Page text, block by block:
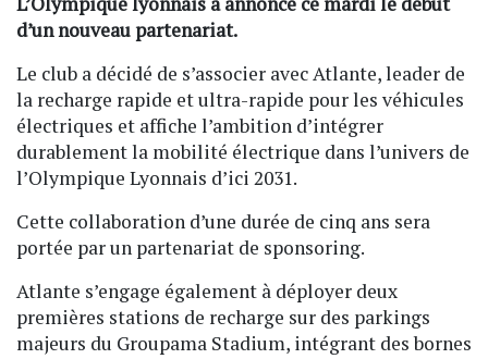
d’un nouveau partenariat.
Le club a décidé de s’associer avec Atlante, leader de
la recharge rapide et ultra-rapide pour les véhicules
électriques et affiche l’ambition d’intégrer
durablement la mobilité électrique dans l’univers de
l’Olympique Lyonnais d’ici 2031.
Cette collaboration d’une durée de cinq ans sera
portée par un partenariat de sponsoring.
Atlante s’engage également à déployer deux
premières stations de recharge sur des parkings
majeurs du Groupama Stadium, intégrant des bornes